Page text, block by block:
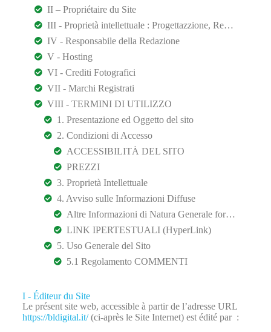
I - Éditeur du Site
Le présent site web, accessible à partir de l’adresse URL
https://bldigital.it/(ci-après le Site Internet) est édité par :
II – Propriétaire du Site
III - Proprietà intellettuale : Progettazzione, Realizzazione e Design
IV - Responsabile della Redazione
V - Hosting
VI - Crediti Fotografici
VII - Marchi Registrati
VIII - TERMINI DI UTILIZZO
1. Presentazione ed Oggetto del sito
2. Condizioni di Accesso
ACCESSIBILITÀ DEL SITO
PREZZI
3. Proprietà Intellettuale
4. Avviso sulle Informazioni Diffuse
Altre Informazioni di Natura Generale fornite come EXTRACONTRATUALE
LINK IPERTESTUALI (HyperLink)
5. Uso Generale del Sito
5.1 Regolamento COMMENTI